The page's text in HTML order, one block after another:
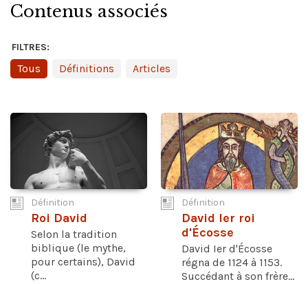
Contenus associés
FILTRES:
Tous Définitions Articles
Définition
Roi David
Selon la tradition
biblique (le mythe,
pour certains), David
(c...
Définition
David Ier roi
d'Écosse
David Ier d'Écosse
régna de 1124 à 1153.
Succédant à son frère...